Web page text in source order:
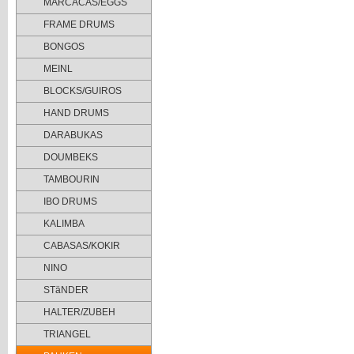
MARCACAS/EGGS
FRAME DRUMS
BONGOS
MEINL
BLOCKS/GUIROS
HAND DRUMS
DARABUKAS
DOUMBEKS
TAMBOURIN
IBO DRUMS
KALIMBA
CABASAS/KOKIR
NINO
STäNDER
HALTER/ZUBEH
TRIANGEL